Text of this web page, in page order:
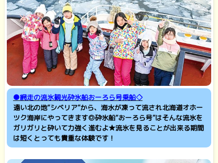
●網走の流氷観光砕氷船おーろら号乗船◇
遠い北の地“シベリア”から、 海水が凍って流され北海道オホー
ツク海岸にやってきます◎砕氷船“おーろら号”はそんな流氷を
ガリガリと砕いて力強く進むよ★流氷を見ることが出来る期間
は短くとっても貴重な体験です！